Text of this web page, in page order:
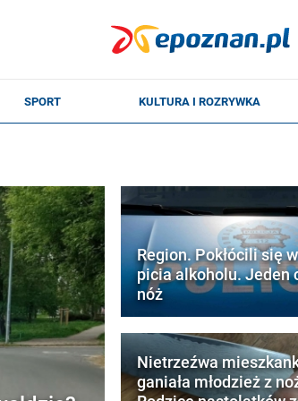
Region. Pokłócili się
picia alkoholu. Jeden
nóż
Nietrzeźwa
ganiała młodzież z